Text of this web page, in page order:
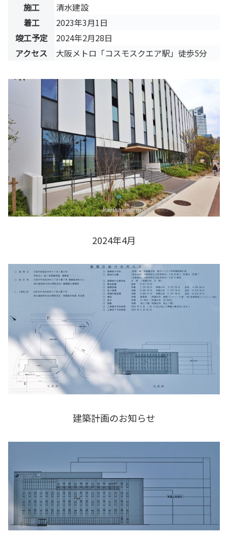
施工
清水建設
着工
2023年3月1日
竣工予定
2024年2月28日
アクセス
大阪メトロ「コスモスクエア駅」徒歩5分
2024年4月
建築計画のお知らせ